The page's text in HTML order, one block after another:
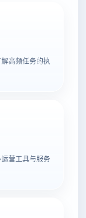
高频任务的执
营工具与服务